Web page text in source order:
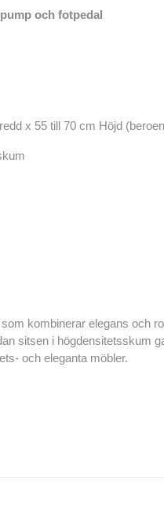
och fotpedal
x 55 till 70 cm Höjd
kombinerar elegans
sitsen i
och eleganta möbler.